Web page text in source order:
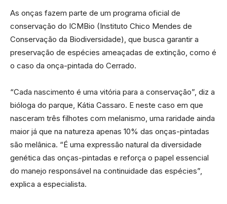
As onças fazem parte de um programa oficial de
conservação do ICMBio (Instituto Chico Mendes de
Conservação da Biodiversidade), que busca garantir a
preservação de espécies ameaçadas de extinção, como é
o caso da onça-pintada do Cerrado.
“Cada nascimento é uma vitória para a conservação”, diz a
bióloga do parque, Kátia Cassaro. E neste caso em que
nasceram três filhotes com melanismo, uma raridade ainda
maior já que na natureza apenas 10% das onças-pintadas
são melânica. “É uma expressão natural da diversidade
genética das onças-pintadas e reforça o papel essencial
do manejo responsável na continuidade das espécies”,
explica a especialista.